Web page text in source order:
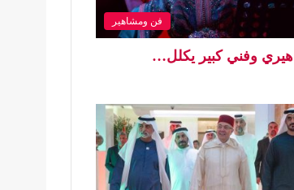
فن ومشاهير
وفني كبير يكلل…